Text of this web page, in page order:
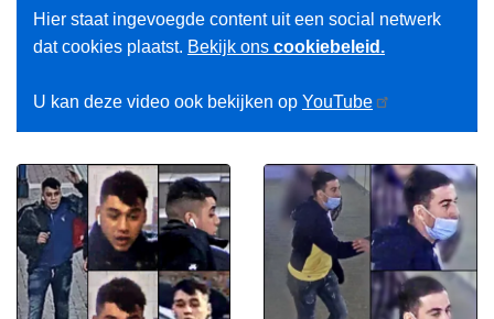
Hier staat ingevoegde content uit een social netwerk
dat cookies plaatst. Bekijk ons cookiebeleid.
U kan deze video ook bekijken op YouTube